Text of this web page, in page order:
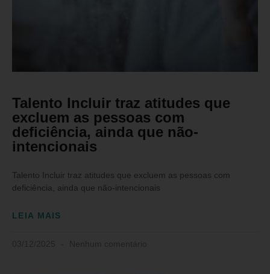
Talento Incluir traz atitudes que
excluem as pessoas com
deficiência, ainda que não-
intencionais
Talento Incluir traz atitudes que excluem as pessoas com
deficiência, ainda que não-intencionais
LEIA MAIS